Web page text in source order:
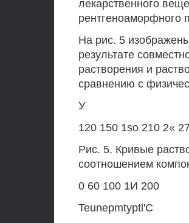
лекарственного
рентгеноаморфного
На рис. 5
результате
растворения и
сравнению с
У
120 150 1so 210 2«
Рис. 5. Кривые
соотношением
0 60 100 1И 200
Teunepmtyptl'С